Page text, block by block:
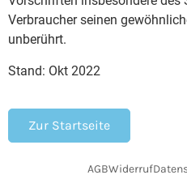
Verbraucher seinen
unberührt.
Stand: Okt 2022
Zur Startseite
AGBWiderruf